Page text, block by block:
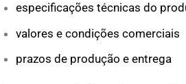
especificações técnicas do
valores e condições comerciais
prazos de produção e entrega